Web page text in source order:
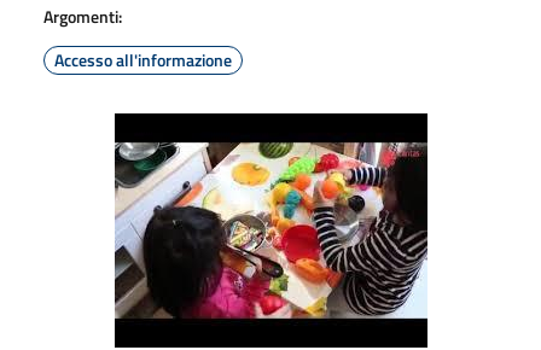
Argomenti:
Accesso all'informazione